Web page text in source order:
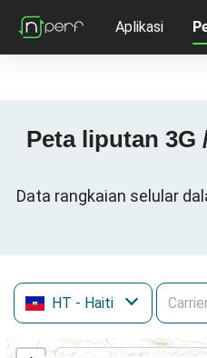
Aplikasi
Peta liputan 3G
Data rangkaian selular
HT - Haiti